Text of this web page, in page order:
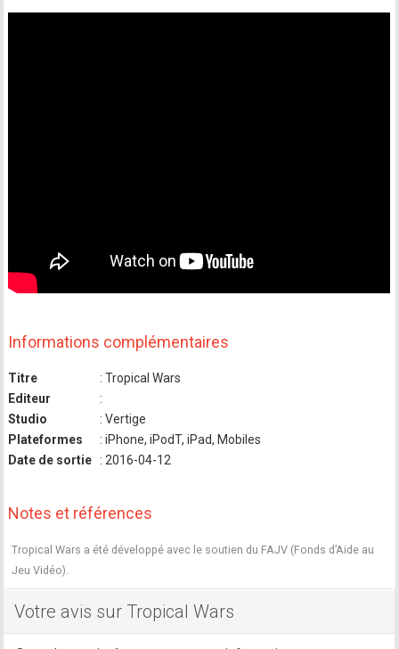
Informations complémentaires
Titre
: Tropical Wars
Editeur
:
Studio
: Vertige
Plateformes
: iPhone, iPodT, iPad, Mobiles
Date de sortie
: 2016-04-12
Notes et références
Tropical Wars a été développé avec le soutien du FAJV (Fonds d’Aide au
Jeu Vidéo).
Votre avis sur Tropical Wars